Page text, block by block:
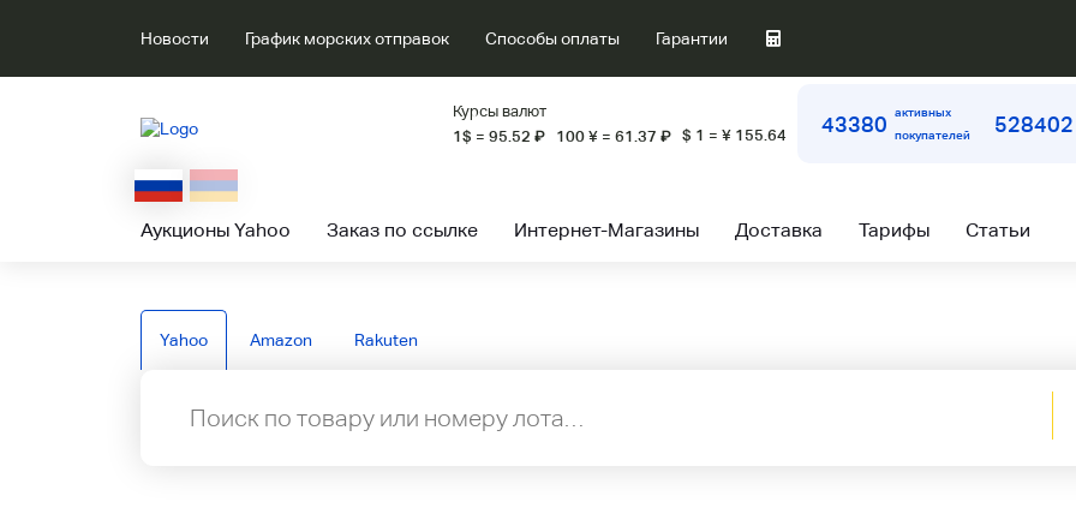
Новости График морских отправок Способы оплаты Гарантии
Курсы валют
1$ = 95.52 ₽ 100 ¥ = 61.37 ₽ $ 1 = ¥ 155.64 43380
активных
покупателей
528402
Аукционы Yahoo Заказ по ссылке Интернет-Магазины Доставка Тарифы Статьи
Yahoo Amazon Rakuten